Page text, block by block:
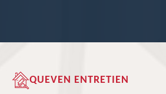
QUEVEN ENTRETIEN